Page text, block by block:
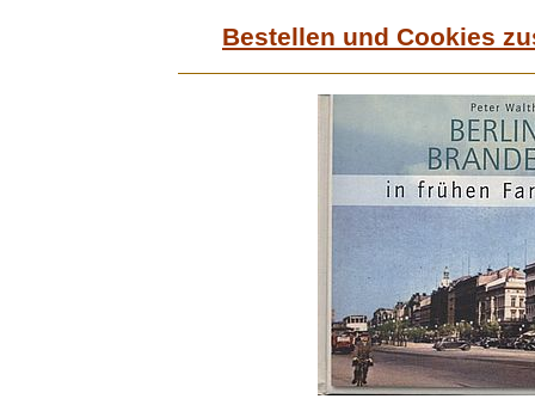
Bestellen und Cookies